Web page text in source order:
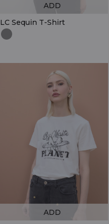
LC Sequin T-Shirt
ADD
ADD